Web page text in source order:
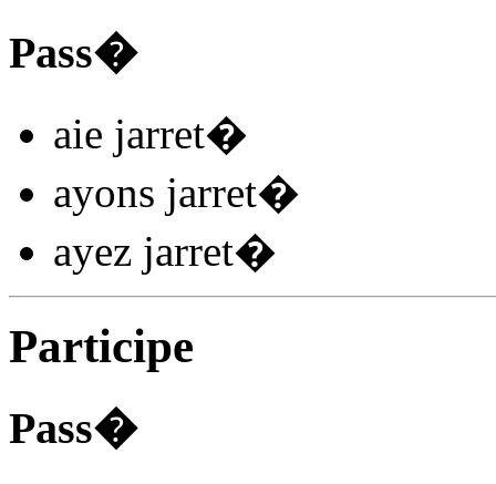
Pass�
aie jarret�
ayons jarret�
ayez jarret�
Participe
Pass�